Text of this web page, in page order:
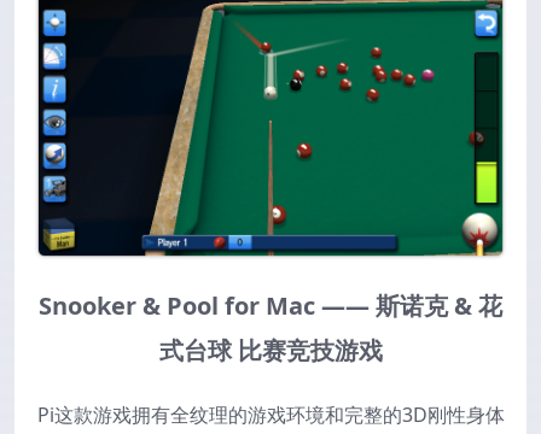
Snooker & Pool for Mac ——斯诺克 & 花
式台球 比赛竞技游戏
Pi这款游戏拥有全纹理的游戏环境和完整的3D刚性身体